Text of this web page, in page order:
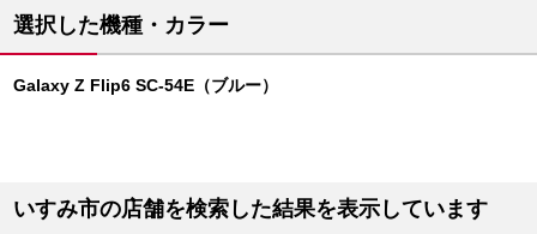
選択した機種・カラー
Galaxy Z Flip6 SC-54E（ブルー）
いすみ市の店舗を検索した結果を表示しています